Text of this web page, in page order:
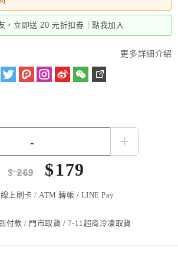
，立即送 20 元折扣券｜點我加入
更多詳細介紹
+
$269 $179
上刷卡 / ATM 轉帳 / LINE Pay
付款 / 門市取貨 / 7-11超商冷凍取貨